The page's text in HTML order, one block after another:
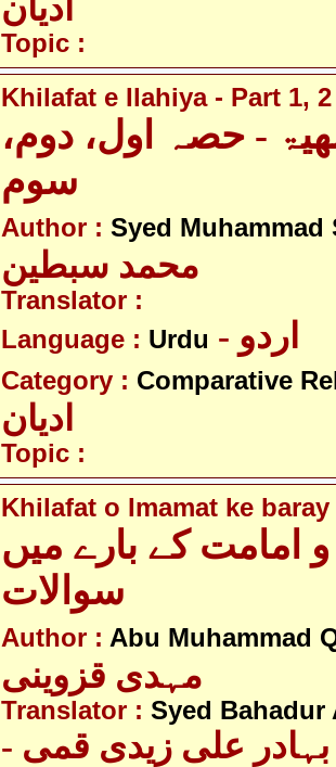
ادیان
Topic :
Khilafat e Ilahiya - Part 1,
- حصہ اول، دوم،
سوم
Author : Syed Muhammad
محمد سبطین
Translator :
Language : Urdu - اردو
Category : Comparative
ادیان
Topic :
Khilafat o Imamat ke
امامت کے بارے میں
سوالات
Author : Abu Muhammad
مہدی قزوینی
Translator : Syed
بہادر علی زیدی قمی